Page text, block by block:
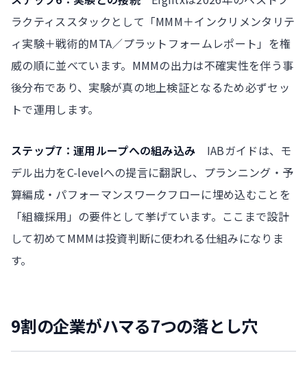
ラクティススタックとして「MMM＋インクリメンタリテ
ィ実験＋戦術的MTA／プラットフォームレポート」を権
威の順に並べています。MMMの出力は不確実性を伴う事
後分布であり、実験が真の地上検証となるため必ずセッ
トで運用します。
ステップ7：運用ループへの組み込み IABガイドは、モ
デル出力をC-levelへの提言に翻訳し、プランニング・予
算編成・パフォーマンスワークフローに埋め込むことを
「組織採用」の要件として挙げています。ここまで設計
して初めてMMMは投資判断に使われる仕組みになりま
す。
9割の企業がハマる7つの落とし穴